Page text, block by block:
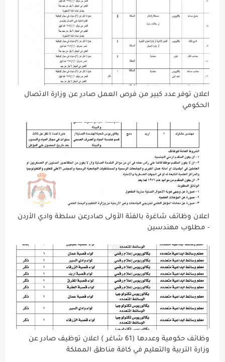
اعلان توفر عدد كبير من فرص العمل صادر عن وزارة الاتصال
الحكومي
اعلان وظائف شاغرة بالفئة الأولى صادرعن سلطة وادي الأردن
- مطلوب مهندسين
وظائف حكومية وعددها (61 شاغر ) اعلان توظيف صادر عن
وزارة التربية والتعليم في كافة مناطق المملكة